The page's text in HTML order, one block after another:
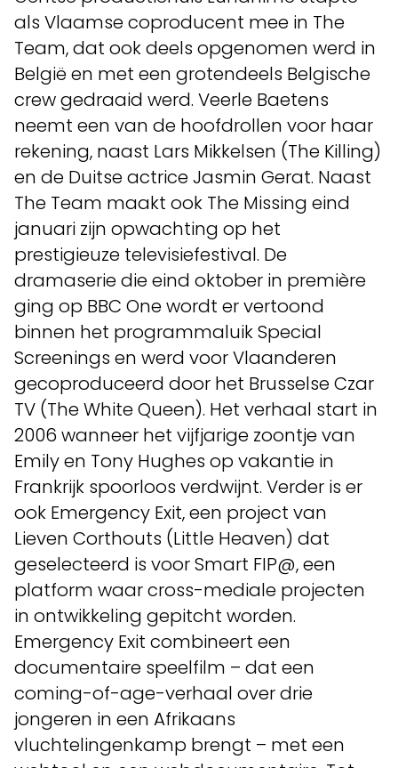
als Vlaamse coproducent mee in The
Team, dat ook deels opgenomen werd in
België en met een grotendeels Belgische
crew gedraaid werd. Veerle Baetens
neemt een van de hoofdrollen voor haar
rekening, naast Lars Mikkelsen (The Killing)
en de Duitse actrice Jasmin Gerat. Naast
The Team maakt ook The Missing eind
januari zijn opwachting op het
prestigieuze televisiefestival. De
dramaserie die eind oktober in première
ging op BBC One wordt er vertoond
binnen het programmaluik Special
Screenings en werd voor Vlaanderen
gecoproduceerd door het Brusselse Czar
TV (The White Queen). Het verhaal start in
2006 wanneer het vijfjarige zoontje van
Emily en Tony Hughes op vakantie in
Frankrijk spoorloos verdwijnt. Verder is er
ook Emergency Exit, een project van
Lieven Corthouts (Little Heaven) dat
geselecteerd is voor Smart FIP@, een
platform waar cross-mediale projecten
in ontwikkeling gepitcht worden.
Emergency Exit combineert een
documentaire speelfilm – dat een
coming-of-age-verhaal over drie
jongeren in een Afrikaans
vluchtelingenkamp brengt – met een